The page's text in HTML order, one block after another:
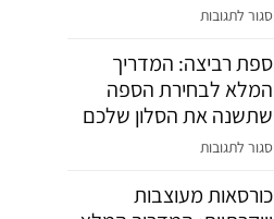
סגור לתגובות
ריקליינר:
המדריך
המלא
נכונה
ספת רביצה: המדריך
המלא לבחירת הספה
שתשנה את הסלון שלכם
סגור לתגובות
רביצה:
כורסאות מעוצבות